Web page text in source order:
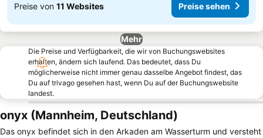
Preise von 11 Websites Preise sehen
Mehr
Die Preise und Verfügbarkeit, die wir von Buchungswebsites
erhalten, ändern sich laufend. Das bedeutet, dass Du
möglicherweise nicht immer genau dasselbe Angebot findest, das
Du auf trivago gesehen hast, wenn Du auf der Buchungswebsite
landest.
onyx (Mannheim, Deutschland)
Das onyx befindet sich in den Arkaden am Wasserturm und versteht